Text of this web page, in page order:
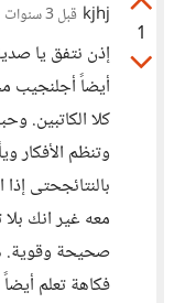
1
kjhj قبل 3 سنوات
إذن نتفق يا
أيضاً أجلنجيب
كلا الكاتبين.
وتنظم الأفكار
بالنتائجحتى
معه غير انك
صحيحة وقوية.
فكاهة تعلم